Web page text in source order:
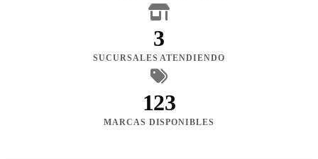
3
SUCURSALES ATENDIENDO
123
MARCAS DISPONIBLES